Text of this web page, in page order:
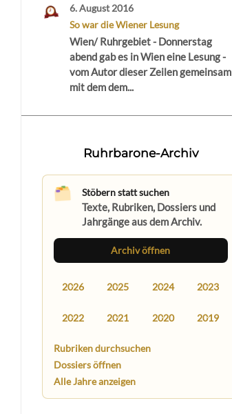
6. August 2016
So war die Wiener Lesung
Wien/ Ruhrgebiet - Donnerstag
abend gab es in Wien eine Lesung -
vom Autor dieser Zeilen gemeinsam
mit dem dem...
Ruhrbarone-Archiv
Stöbern statt suchen
Texte, Rubriken, Dossiers und
Jahrgänge aus dem Archiv.
Archiv öffnen
2026 2025 2024 2023
2022 2021 2020 2019
Rubriken durchsuchen
Dossiers öffnen
Alle Jahre anzeigen